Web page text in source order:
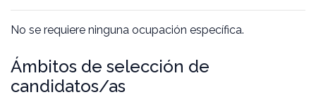
No se requiere ninguna ocupación específica.
Ámbitos de selección de
candidatos/as